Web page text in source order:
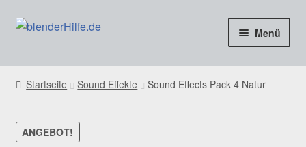
Zur
Zum
Menü
freie Tutorials
Coaching & Aufträge
Startseite Sound Effekte Sound Effects Pack 4 Natur
ANGEBOT!